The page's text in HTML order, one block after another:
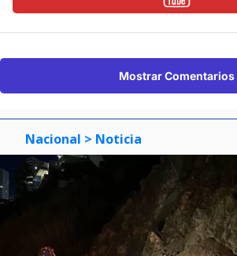
Mostrar Comentarios
Nacional > Noticia